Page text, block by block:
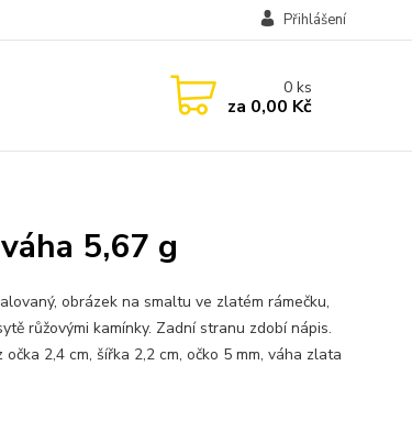
Přihlášení
0ks
za 0,00 Kč
5,67 g
obrázek na smaltu ve zlatém rámečku,
růžovými kamínky. Zadní stranu zdobí nápis.
2,4 cm, šířka 2,2 cm, očko 5 mm, váha zlata